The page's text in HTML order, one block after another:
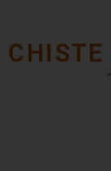
CHISTE